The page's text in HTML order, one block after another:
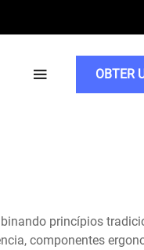
OBTER
princípios
componentes